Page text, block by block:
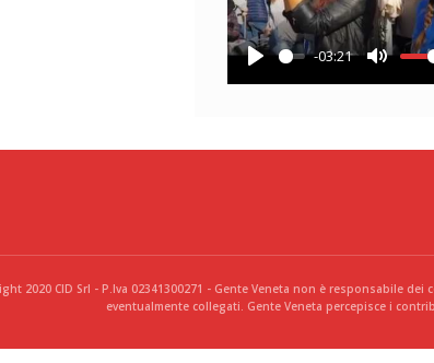
-03:21
2020 CID Srl - P.Iva 02341300271 - Gente Veneta non è responsabile
eventualmente collegati. Gente Veneta percepisce i